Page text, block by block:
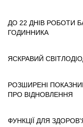
ДО 22 ДНІВ РОБОТИ
ГОДИННИКА
ЯСКРАВИЙ
РОЗШИРЕНІ
ПРО ВІДНОВЛЕННЯ
ФУНКЦІЇ ДЛЯ